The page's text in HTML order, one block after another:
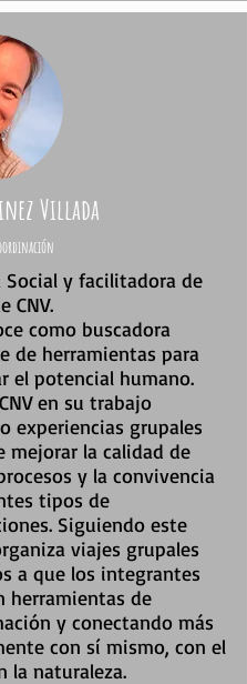
Villada
Social y facilitadora de
CNV.
como buscadora
de herramientas para
el potencial humano.
en su trabajo
experiencias grupales
mejorar la calidad de
y la convivencia
tipos de
Siguiendo este
viajes grupales
a que los integrantes
herramientas de
y conectando más
con sí mismo, con el
la naturaleza.